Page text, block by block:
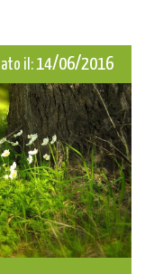
il:14/06/2016